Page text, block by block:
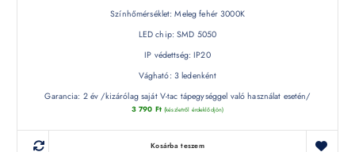
Színhőmérséklet: Meleg fehér 3000K
LED chip: SMD 5050
IP védettség: IP20
Vágható: 3 ledenként
Garancia: 2 év /kizárólag saját V-tac tápegységgel való használat esetén/
3 790 Ft (készletről érdeklődjön)
Kosárba teszem